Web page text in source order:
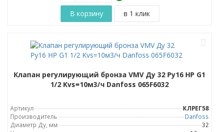
Клапан регулирующий бронза VMV Ду 32 Ру16 НР G1
1/2 Kvs=10м3/ч Danfoss 065F6032
Артикул
КЛРЕГ58
Производитель
Danfoss
Диаметр Ду, мм
32